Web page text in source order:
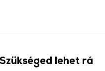
Szükséged lehet rá